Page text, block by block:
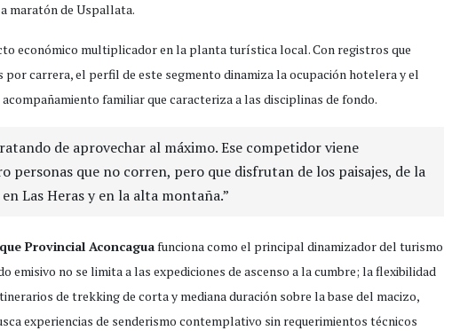
maratón de Uspallata.
económico multiplicador en la planta turística local. Con registros que
por carrera, el perfil de este segmento dinamiza la ocupación hotelera y el
familiar que caracteriza a las disciplinas de fondo.
de aprovechar al máximo. Ese competidor viene
personas que no corren, pero que disfrutan de los paisajes, de la
Las Heras y en la alta montaña.”
Provincial Aconcaguafunciona como el principal dinamizador del turismo
emisivo no se limita a las expediciones de ascenso a la cumbre; la flexibilidad
de trekking de corta y mediana duración sobre la base del macizo,
experiencias de senderismo contemplativo sin requerimientos técnicos